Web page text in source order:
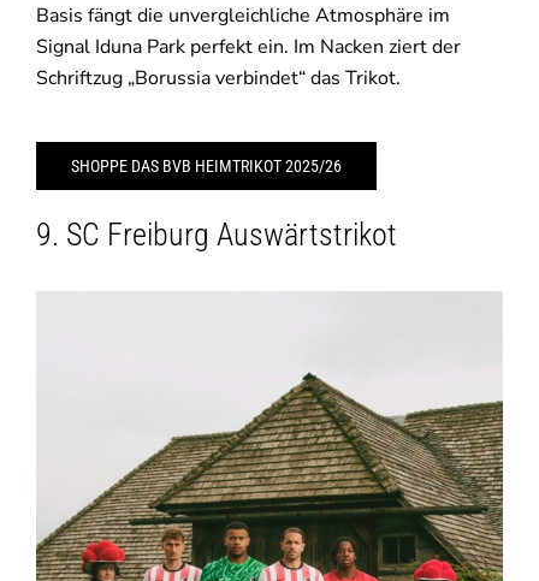
Basis fängt die unvergleichliche Atmosphäre im
Signal Iduna Park perfekt ein. Im Nacken ziert der
Schriftzug „Borussia verbindet“ das Trikot.
SHOPPE DAS BVB HEIMTRIKOT 2025/26
9. SC Freiburg Auswärtstrikot